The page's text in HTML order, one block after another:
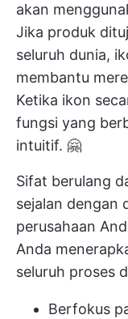
akan
Jika produk
seluruh dunia,
membantu
Ketika ikon
fungsi yang
intuitif. 🤗
Sifat berulang
sejalan dengan
perusahaan
Anda
seluruh proses
Berfokus